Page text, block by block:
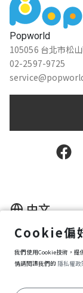
Popworld
105056 台北市松
02-2597-9725
隱私權保護政策
資訊安全政策
中文
Cookie偏
我們使用Cookie技術，
情請閱讀我們的 隱私權政